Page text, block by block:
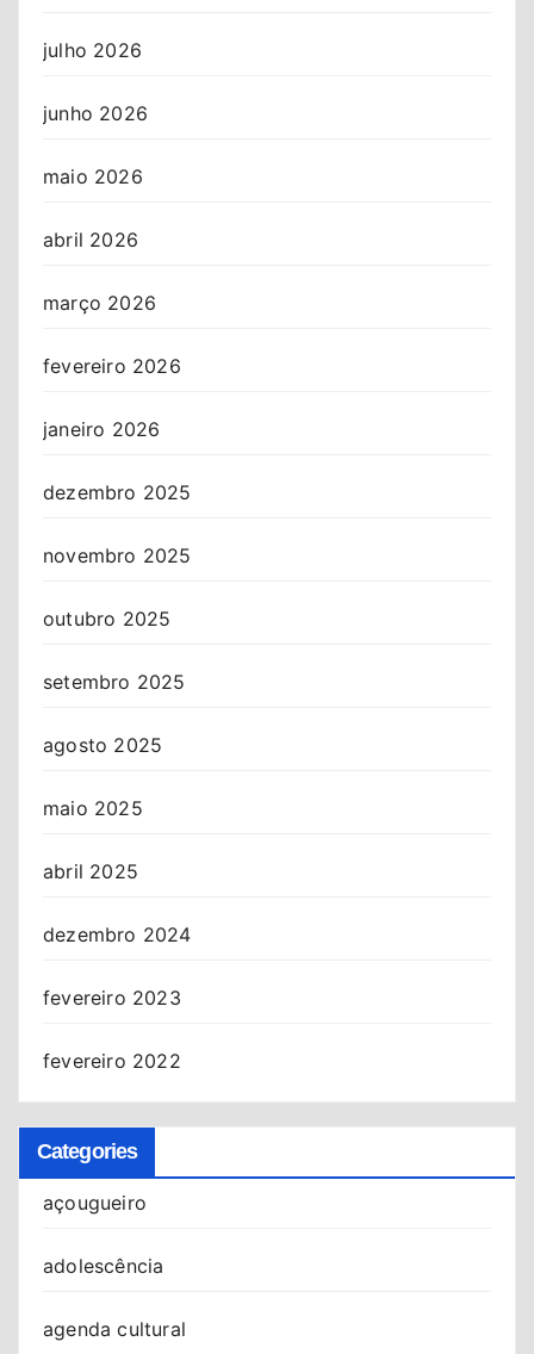
julho 2026
junho 2026
maio 2026
abril 2026
março 2026
fevereiro 2026
janeiro 2026
dezembro 2025
novembro 2025
outubro 2025
setembro 2025
agosto 2025
maio 2025
abril 2025
dezembro 2024
fevereiro 2023
fevereiro 2022
Categories
açougueiro
adolescência
agenda cultural